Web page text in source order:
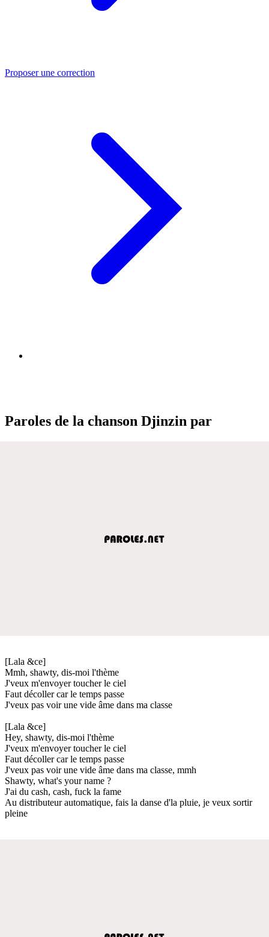
Proposer une correction
Paroles de la chanson Djinzin par
[Lala &ce]
Mmh, shawty, dis-moi l'thème
J'veux m'envoyer toucher le ciel
Faut décoller car le temps passe
J'veux pas voir une vide âme dans ma classe
[Lala &ce]
Hey, shawty, dis-moi l'thème
J'veux m'envoyer toucher le ciel
Faut décoller car le temps passe
J'veux pas voir une vide âme dans ma classe, mmh
Shawty, what's your name ?
J'ai du cash, cash, fuck la fame
Au distributeur automatique, fais la danse d'la pluie, je veux sortir
pleine